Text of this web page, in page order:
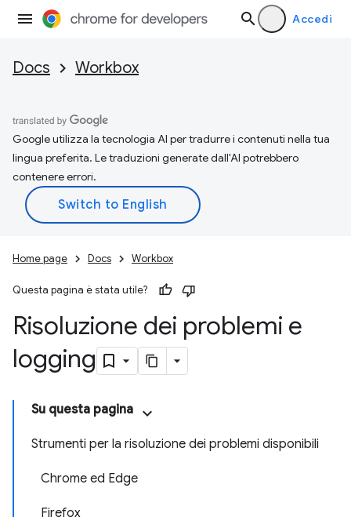
Accedi
Docs Workbox
Google utilizza la tecnologia AI per tradurre i contenuti nella tua
lingua preferita. Le traduzioni generate dall'AI potrebbero
contenere errori.
Home page Docs Workbox
Questa pagina è stata utile?
Risoluzione dei problemi e
logging
Su questa pagina
Strumenti per la risoluzione dei problemi disponibili
Chrome ed Edge
Firefox